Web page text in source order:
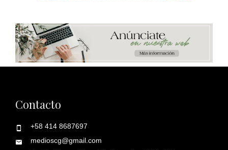
Contacto
+58 414 8687697
medioscg@gmail.com